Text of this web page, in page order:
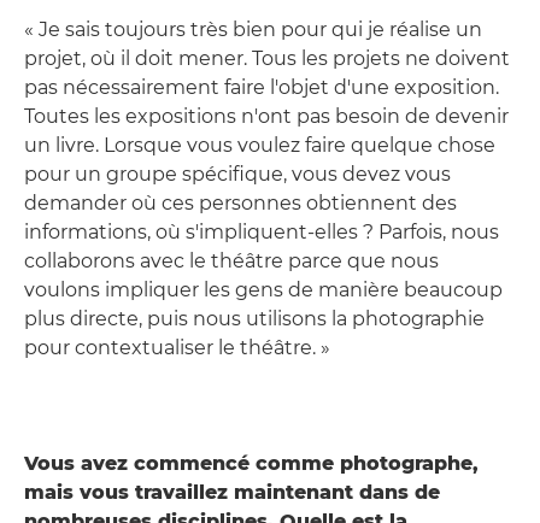
« Je sais toujours très bien pour qui je réalise un
projet, où il doit mener. Tous les projets ne doivent
pas nécessairement faire l'objet d'une exposition.
Toutes les expositions n'ont pas besoin de devenir
un livre. Lorsque vous voulez faire quelque chose
pour un groupe spécifique, vous devez vous
demander où ces personnes obtiennent des
informations, où s'impliquent-elles ? Parfois, nous
collaborons avec le théâtre parce que nous
voulons impliquer les gens de manière beaucoup
plus directe, puis nous utilisons la photographie
pour contextualiser le théâtre. »
Vous avez commencé comme photographe,
mais vous travaillez maintenant dans de